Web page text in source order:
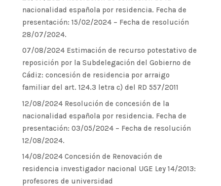
nacionalidad española por residencia. Fecha de
presentación: 15/02/2024 – Fecha de resolución
28/07/2024.
07/08/2024 Estimación de recurso potestativo de
reposición por la Subdelegación del Gobierno de
Cádiz: concesión de residencia por arraigo
familiar del art. 124.3 letra c) del RD 557/2011
12/08/2024 Resolución de concesión de la
nacionalidad española por residencia. Fecha de
presentación: 03/05/2024 – Fecha de resolución
12/08/2024.
14/08/2024 Concesión de Renovación de
residencia investigador nacional UGE Ley 14/2013:
profesores de universidad